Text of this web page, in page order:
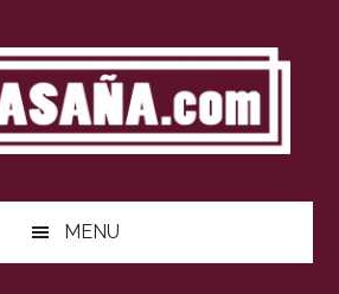
MENU